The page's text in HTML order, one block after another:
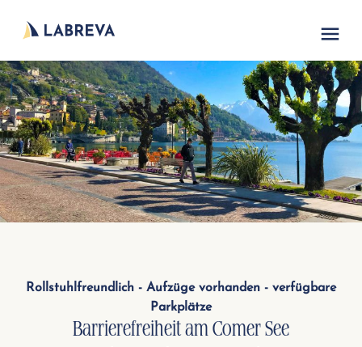
Rollstuhlfreundlich - Aufzüge vorhanden - verfügbare
Parkplätze
Barrierefreiheit am Comer See